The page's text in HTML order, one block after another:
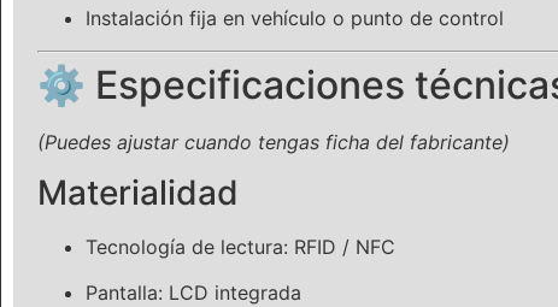
Instalación fija en vehículo o punto de control
⚙️ Especificaciones
(Puedes ajustar cuando tengas ficha del fabricante)
Materialidad
Tecnología de lectura: RFID / NFC
Pantalla: LCD integrada